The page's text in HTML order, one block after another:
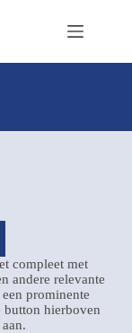
compleet met
andere relevante
prominente
hierboven